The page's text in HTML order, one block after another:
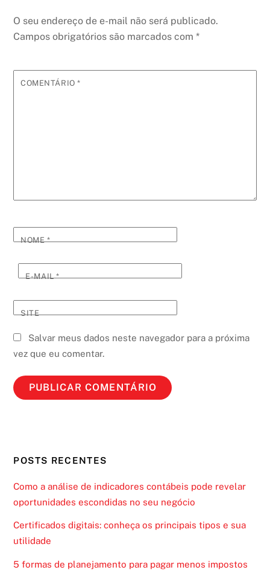
O seu endereço de e-mail não será publicado.
Campos obrigatórios são marcados com*
COMENTÁRIO*
NOME*
E-MAIL*
SITE
Salvar meus dados neste navegador para a próxima
vez que eu comentar.
POSTS RECENTES
Como a análise de indicadores contábeis pode revelar
oportunidades escondidas no seu negócio
Certificados digitais: conheça os principais tipos e sua
utilidade
5 formas de planejamento para pagar menos impostos